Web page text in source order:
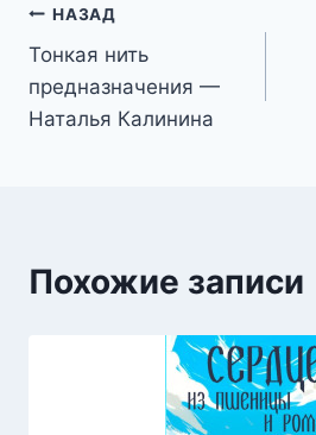
Навигация
по
записям
НАЗАД
Тонкая нить
предназначения —
Наталья Калинина
Похожие записи